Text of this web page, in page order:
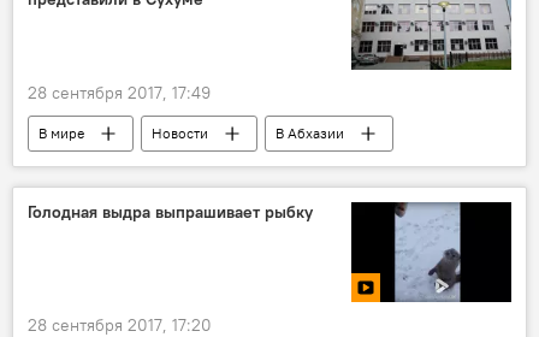
28 сентября 2017, 17:49
В мире Новости В Абхазии
Голодная выдра выпрашивает рыбку
28 сентября 2017, 17:20